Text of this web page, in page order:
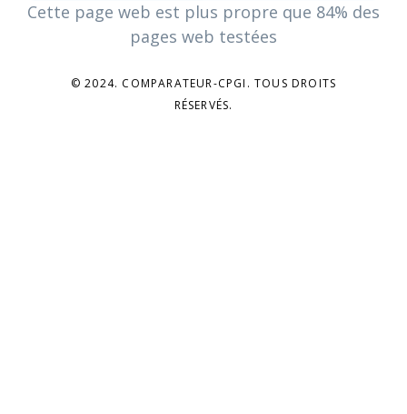
Cette page web est plus propre que 84% des
pages web testées
© 2024. COMPARATEUR-CPGI. TOUS DROITS
RÉSERVÉS.